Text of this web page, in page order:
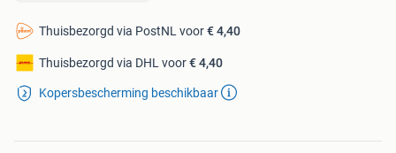
Thuisbezorgd via PostNL voor€ 4,40
Thuisbezorgd via DHL voor€ 4,40
Kopersbescherming beschikbaar